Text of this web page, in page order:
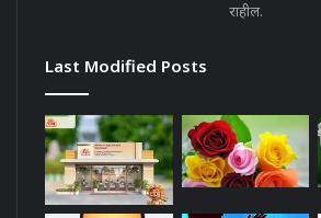
राहील.
Last Modified Posts